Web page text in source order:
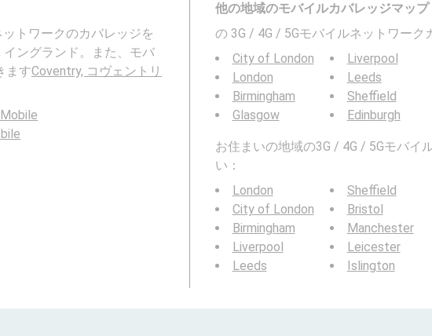
トワークのカバレッジを
ングランド。また、モバ
ますCoventry, コヴェントリ
他の地域のモバイルカバレッジマップ
の 3G / 4G / 5Gモバイルネットワーク
City of London
London
Birmingham
Glasgow
Liverpool
Leeds
Sheffield
Edinburgh
お住まいの地域の3G / 4G / 5Gモバイ
い：
London
City of London
Birmingham
Liverpool
Leeds
Sheffield
Bristol
Manchester
Leicester
Islington